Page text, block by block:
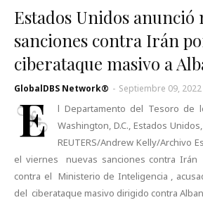
Estados Unidos anunció
sanciones contra Irán
ciberataque masivo a
GlobalDBS Network® - Septiembre 09, 2022
E
l Departamento del Tesoro de
Washington, D.C., Estados
REUTERS/Andrew Kelly/Archivo
el viernes nuevas sanciones contra Irán
contra el Ministerio de Inteligencia ,
del ciberataque masivo dirigido contra